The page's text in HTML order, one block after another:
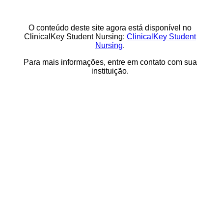
O conteúdo deste site agora está disponível no
ClinicalKey Student Nursing: ClinicalKey Student
Nursing.
Para mais informações, entre em contato com sua
instituição.